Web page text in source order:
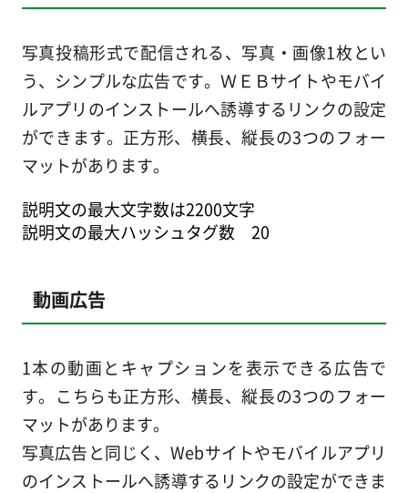
写真投稿形式で配信される、写真・画像1枚とい
う、シンプルな広告です。ＷＥＢサイトやモバイ
ルアプリのインストールへ誘導するリンクの設定
ができます。正方形、横長、縦長の3つのフォー
マットがあります。
説明文の最大文字数は2200文字
説明文の最大ハッシュタグ数 20
動画広告
1本の動画とキャプションを表示できる広告で
す。こちらも正方形、横長、縦長の3つのフォー
マットがあります。
写真広告と同じく、Webサイトやモバイルアプリ
のインストールへ誘導するリンクの設定ができま